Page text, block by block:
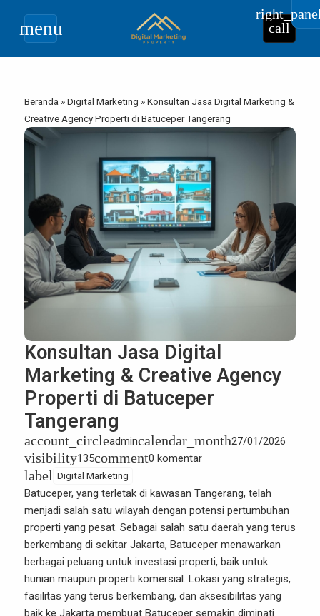
menu call
Beranda »Digital Marketing »Konsultan Jasa Digital Marketing &
Creative Agency Properti di Batuceper Tangerang
Konsultan Jasa Digital
Marketing & Creative Agency
Properti di Batuceper
Tangerang
account_circleadmincalendar_month27/01/2026
visibility135comment0 komentar
label Digital Marketing
Batuceper, yang terletak di kawasan Tangerang, telah
menjadi salah satu wilayah dengan potensi pertumbuhan
properti yang pesat. Sebagai salah satu daerah yang terus
berkembang di sekitar Jakarta, Batuceper menawarkan
berbagai peluang untuk investasi properti, baik untuk
hunian maupun properti komersial. Lokasi yang strategis,
fasilitas yang terus berkembang, dan aksesibilitas yang
baik ke Jakarta membuat Batuceper semakin diminati